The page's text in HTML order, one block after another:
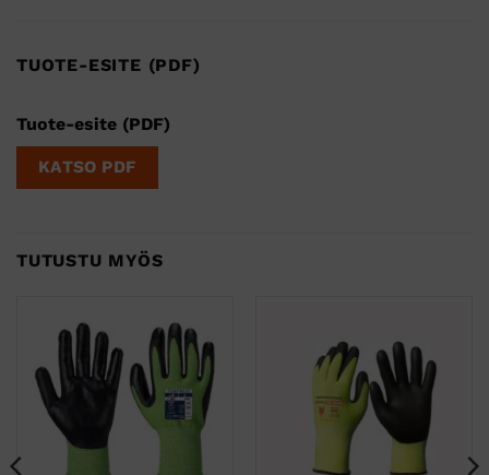
TUOTE-ESITE (PDF)
Tuote-esite (PDF)
KATSO PDF
TUTUSTU MYÖS